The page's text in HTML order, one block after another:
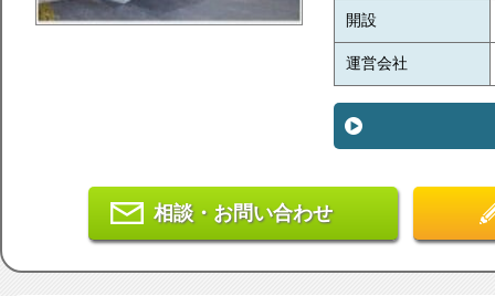
開設
運営会社
相談・お問い合わせ